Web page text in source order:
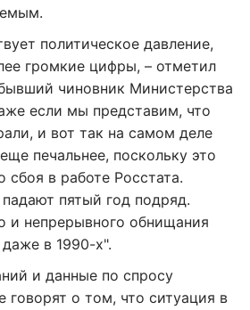
политическое давление,
громкие цифры, – отметил
чиновник Министерства
если мы представим, что
и вот так на самом деле
печальнее, поскольку это
сбоя в работе Росстата.
пятый год подряд.
и непрерывного обнищания
в 1990-х".
и данные по спросу
говорят о том, что ситуация в